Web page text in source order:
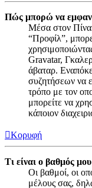
Πώς μπορώ να
Μέσα στον
“Προφίλ”,
Gravatar,
άβαταρ.
συζητήσεων να
τρόπο με τον
μπορείτε να
κάποιον
Κορυφή
Τι είναι ο βαθμός
Οι βαθμοί, οι
μέλους σας,